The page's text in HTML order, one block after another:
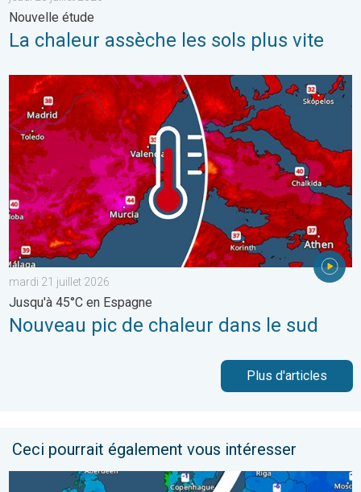
Nouvelle étude
La chaleur assèche les sols plus vite
Nouveau pic de chaleur dans le sud. Jusqu'à 45°C en
mardi 21 juillet 2026
Jusqu'à 45°C en Espagne
Nouveau pic de chaleur dans le sud
Plus d'articles
Ceci pourrait également vous intéresser
Comment le froid va-t-il évoluer ?. Ces prochains jours. . .